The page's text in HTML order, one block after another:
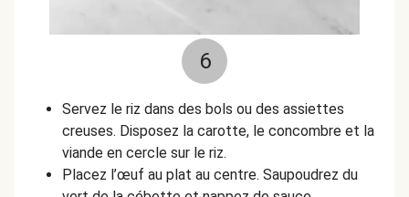
6
Servez le riz dans des bols ou des assiettes
creuses. Disposez la carotte, le concombre et la
viande en cercle sur le riz.
Placez l’œuf au plat au centre. Saupoudrez du